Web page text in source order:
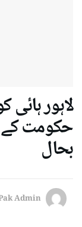
لاہور
بحال
Admin